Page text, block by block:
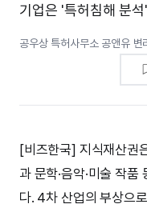
기업은 '특허침해 분
공우상 특허사무소 공앤유 변
[비즈한국] 지식재산권
과 문학·음악·미술 작
다. 4차 산업의 부상으